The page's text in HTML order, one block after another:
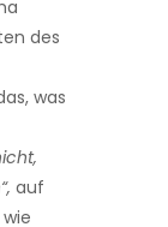
des
was
auf